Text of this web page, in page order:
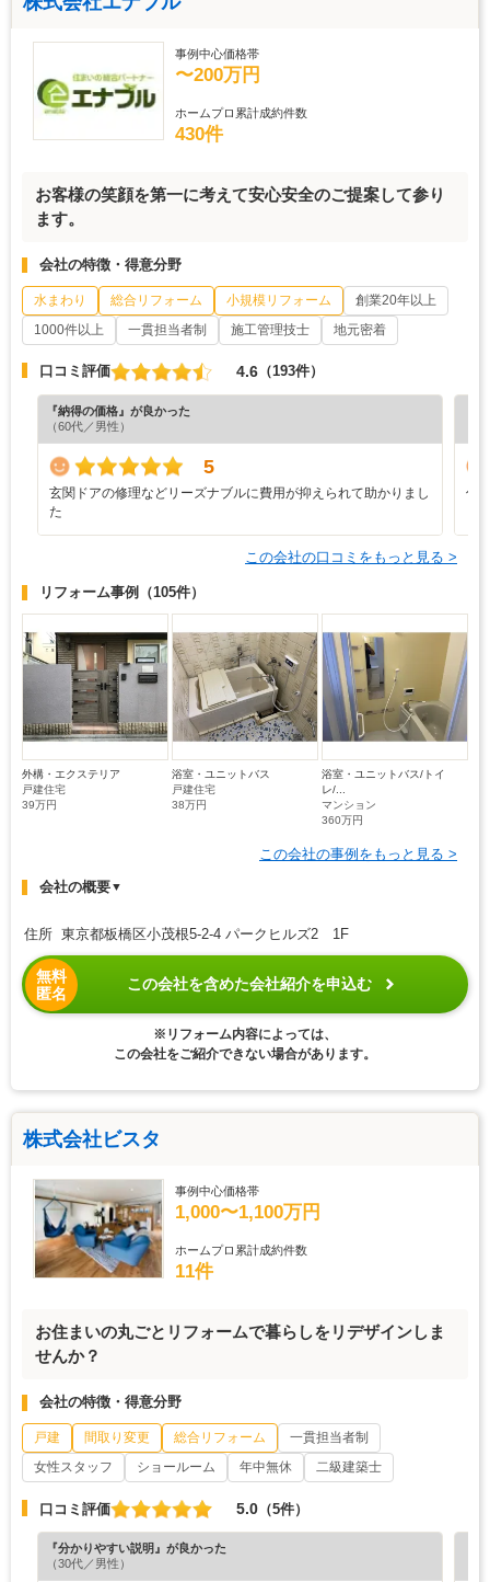
事例中心価格帯
〜200万円
ホームプロ累計成約件数
430件
お客様の笑顔を第一に考えて安心安全のご提案して参り
ます。
会社の特徴・得意分野
水まわり 総合リフォーム 小規模リフォーム
創業20年以上
1000件以上
一貫担当者制 施工管理技士 地元密着
口コミ評価 4.6 （193件）
『納得の価格』が良かった
（60代／男性）
5
玄関ドアの修理などリーズナブルに費用が抑えられて助かりまし
た
仕
この会社の口コミをもっと見る >
リフォーム事例 （105件）
外構・エクステリア
戸建住宅
39万円
浴室・ユニットバス
戸建住宅
38万円
浴室・ユニットバス/トイ
レ/...
マンション
360万円
この会社の事例をもっと見る >
会社の概要▼
住所 東京都板橋区小茂根5-2-4 パークヒルズ2 1F
無料
匿名
この会社を含めた会社紹介を申込む
※リフォーム内容によっては、
この会社をご紹介できない場合があります。
株式会社ビスタ
事例中心価格帯
1,000〜1,100万円
ホームプロ累計成約件数
11件
お住まいの丸ごとリフォームで暮らしをリデザインしま
せんか？
会社の特徴・得意分野
戸建 間取り変更 総合リフォーム
一貫担当者制
女性スタッフ
ショールーム 年中無休 二級建築士
口コミ評価 5.0 （5件）
『分かりやすい説明』が良かった
（30代／男性）